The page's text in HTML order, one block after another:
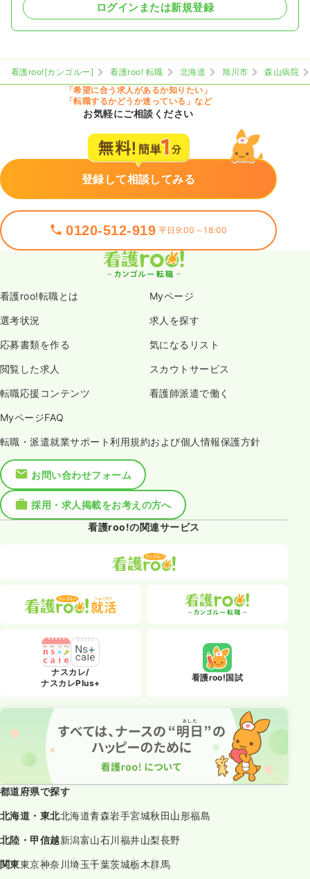
ログインまたは新規登録
看護roo![カンゴルー] 看護roo! 転職 北海道 旭川市
森山病院
「希望に合う求人があるか知りたい」
「転職するかどうか迷っている」など
お気軽にご相談ください
登録して相談してみる
0120-512-919 平日9:00～18:00
看護roo!転職とは Myページ
選考状況 求人を探す
応募書類を作る 気になるリスト
閲覧した求人 スカウトサービス
転職応援コンテンツ 看護師派遣で働く
MyページFAQ
転職・派遣就業サポート利用規約および個人情報保護方針
お問い合わせフォーム
採用・求人掲載をお考えの方へ
看護roo!の関連サービス
ナスカレ/
ナスカレPlus+
看護roo!国試
都道府県で探す
北海道・東北北海道青森岩手宮城秋田山形福島
北陸・甲信越新潟富山石川福井山梨長野
関東東京神奈川埼玉千葉茨城栃木群馬